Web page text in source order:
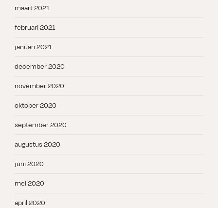
maart 2021
februari 2021
januari 2021
december 2020
november 2020
oktober 2020
september 2020
augustus 2020
juni 2020
mei 2020
april 2020